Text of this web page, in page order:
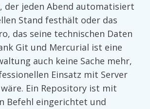
der jeden Abend automatisiert
Stand festhält oder das
das seine technischen Daten
Git und Mercurial ist eine
auch keine Sache mehr,
Einsatz mit Server
Ein Repository ist mit
Befehl eingerichtet und